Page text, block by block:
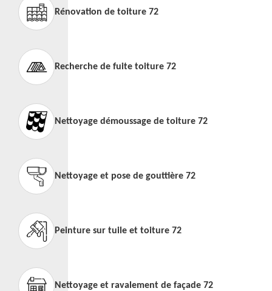
Rénovation de toiture 72
Recherche de fuite toiture 72
Nettoyage démoussage de toiture 72
Nettoyage et pose de gouttière 72
Peinture sur tuile et toiture 72
Nettoyage et ravalement de façade 72